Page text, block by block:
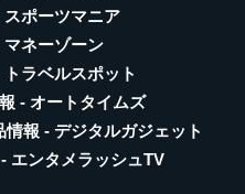
スポーツマニア
マネーゾーン
ラベルスポット
- オートタイムズ
報 - デジタルガジェット
エンタメラッシュTV